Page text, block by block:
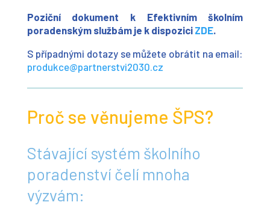
Poziční dokument k Efektivním školním
poradenským službám je k dispozici ZDE.
S případnými dotazy se můžete obrátit na email:
produkce@partnerstvi2030.cz
Proč se věnujeme ŠPS?
Stávající systém školního
poradenství čelí mnoha
výzvám: